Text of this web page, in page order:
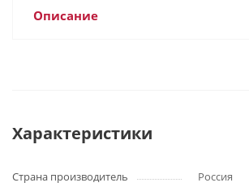
Описание
Характеристики
Страна производитель Россия